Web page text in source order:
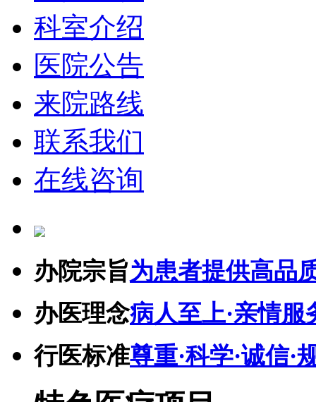
科室介绍
医院公告
来院路线
联系我们
在线咨询
办院宗旨为患者提供高品
办医理念病人至上·亲情服
行医标准尊重·科学·诚信·